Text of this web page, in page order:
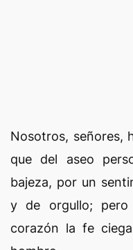
Nosotros, señores,
que del aseo
bajeza, por un
y de orgullo;
corazón la fe